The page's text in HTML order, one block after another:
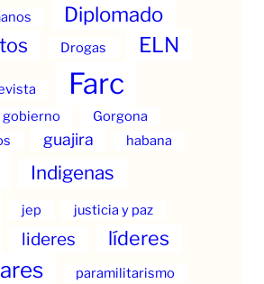
Diplomado
Drogas ELN
Farc
gobierno
Gorgona
guajira habana
Indigenas
jep justicia y paz
lideres líderes
paramilitarismo